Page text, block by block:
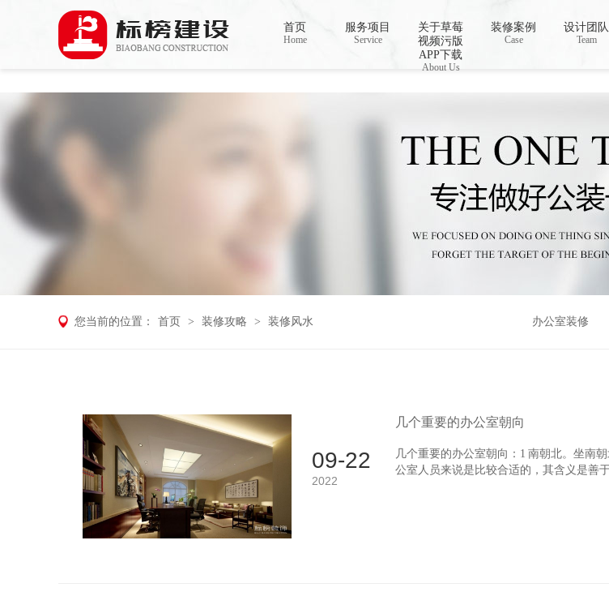
草莓视频污版APP下载,草莓视频APP在线播放,国产草莓视频在线观看,
首页
Home
服务项目
Service
关于草莓
视频污版
APP下载
About Us
装修案例
Case
设计团队
Team
您当前的位置： 首页 > 装修攻略 > 装修风水 办公室装修
09-22
2022
几个重要的办公室朝向
几个重要的办公室朝向：1 南朝北。坐
公室人员来说是比较合适的，其含义是善